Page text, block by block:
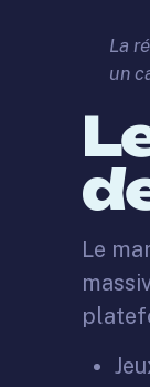
La
un
Le